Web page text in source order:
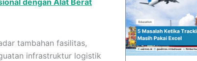
dengan Alat Berat
tambahan fasilitas,
infrastruktur logistik